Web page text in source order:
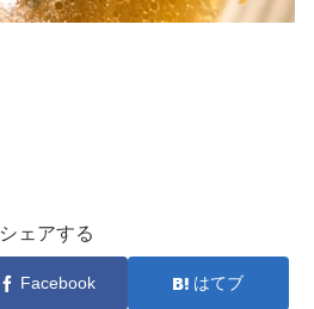
シェアする
Facebook はてブ